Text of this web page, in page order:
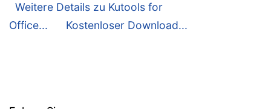
Weitere Details zu Kutools for
Office...
Kostenloser Download...